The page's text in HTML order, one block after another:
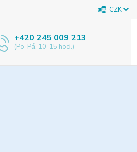
CZK
+420 245 009 213
(Po-Pá, 10-15 hod.)